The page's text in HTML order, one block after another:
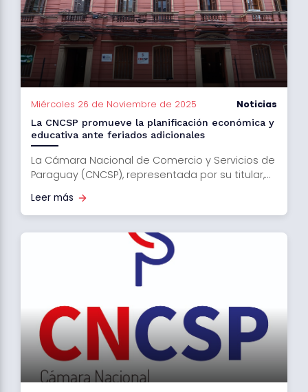
Miércoles 26 de Noviembre de 2025 Noticias
La CNCSP promueve la planificación económica y
educativa ante feriados adicionales
La Cámara Nacional de Comercio y Servicios de
Paraguay (CNCSP), representada por su titular,...
Leer más